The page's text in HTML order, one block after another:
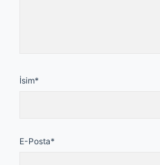
İsim*
E-Posta*